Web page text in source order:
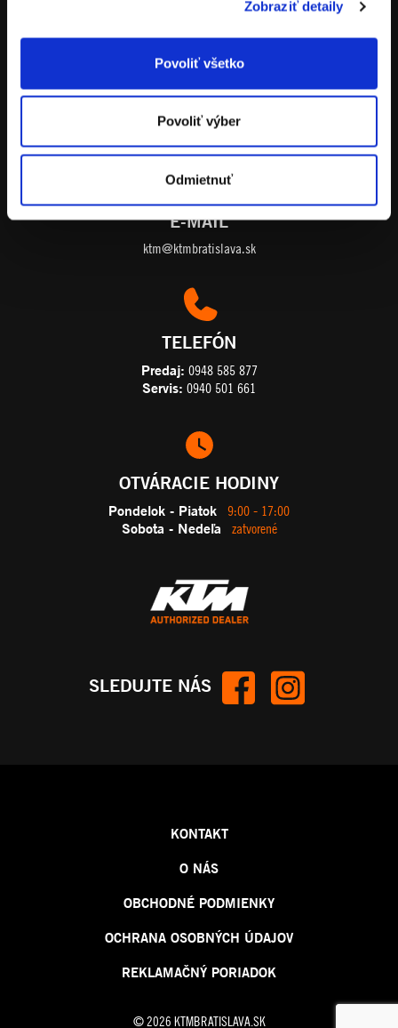
Zobraziť detaily
Povoliť všetko
Povoliť výber
Odmietnuť
ADRESA
KTM Bratislava
Stará Vajnorská 11
831 04 Bratislava
E-MAIL
ktm@ktmbratislava.sk
TELEFÓN
Predaj: 0948 585 877
Servis: 0940 501 661
OTVÁRACIE HODINY
Pondelok - Piatok 9:00 - 17:00
Sobota - Nedeľa zatvorené
SLEDUJTE NÁS
KONTAKT
O NÁS
OBCHODNÉ PODMIENKY
OCHRANA OSOBNÝCH ÚDAJOV
REKLAMAČNÝ PORIADOK
© 2026 KTMBRATISLAVA.SK